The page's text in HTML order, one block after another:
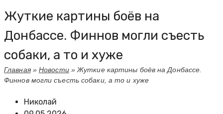
Жуткие картины боёв на
Донбассе. Финнов могли съесть
собаки, а то и хуже
Главная»Новости»Жуткие картины боёв на Донбассе.
Финнов могли съесть собаки, а то и хуже
Николай